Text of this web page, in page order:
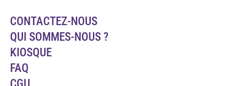
CONTACTEZ-NOUS
QUI SOMMES-NOUS ?
KIOSQUE
FAQ